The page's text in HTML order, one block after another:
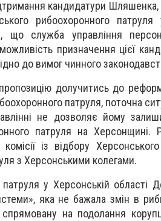
кандидатури Шляшенка,
рибоохоронного
що служба управління
призначення цієї
до вимог чинного
долучитись до
патруля, поточна
не дозволяє йому
патруля на Херсонщині.
із відбору
з Херсонськими колегами.
у Херсонській області
яка не бажала змін в
на подолання